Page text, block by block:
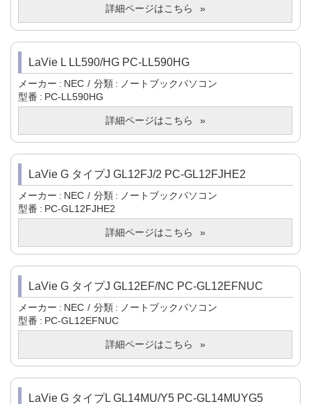
詳細ページはこちら
LaVie L LL590/HG PC-LL590HG
メーカー NEC 分類
ノートブックパソコン
型番
PC-LL590HG
詳細ページはこちら
LaVie G タイプJ GL12FJ/2 PC-GL12FJHE2
メーカー NEC 分類
ノートブックパソコン
型番
PC-GL12FJHE2
詳細ページはこちら
LaVie G タイプJ GL12EF/NC PC-GL12EFNUC
メーカー NEC 分類
ノートブックパソコン
型番
PC-GL12EFNUC
詳細ページはこちら
LaVie G タイプL GL14MU/Y5 PC-GL14MUYG5